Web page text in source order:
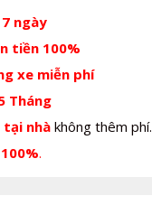
ngày
tiền 100%
xe miễn phí
Tháng
tại nhà không thêm phí.
.